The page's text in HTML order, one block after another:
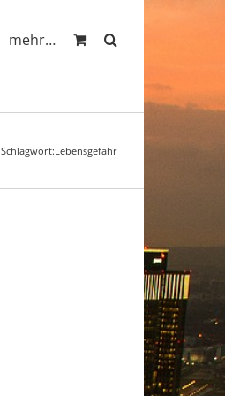
mehr…
Schlagwort:Lebensgefahr